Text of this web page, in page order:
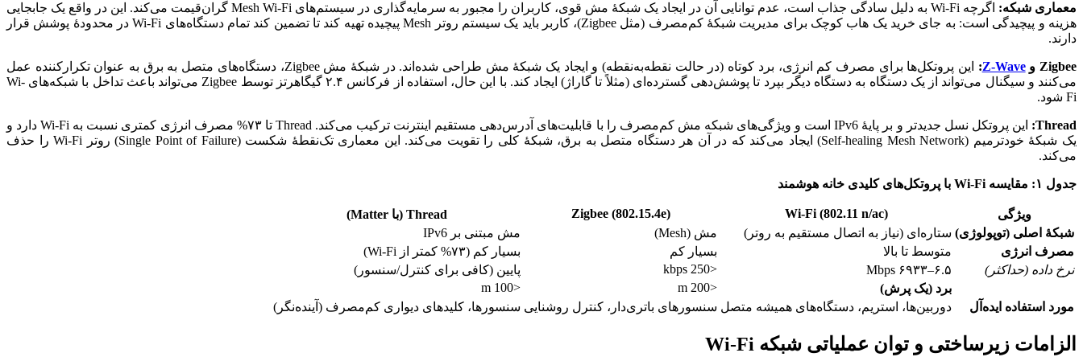
معماری شبکه:
اگرچه Wi-Fi به دلیل سادگی جذاب است، عدم توانایی آن در ایجاد یک شبکۀ مش قوی، کاربران را مجبور به سرمایه‌گذاری در سیستم‌های Mesh Wi-Fi گران‌قیمت می‌کند. این در واقع یک جابجایی
هزینه و پیچیدگی است: به جای خرید یک هاب کوچک برای مدیریت شبکۀ کم‌مصرف (مثل Zigbee)، کاربر باید یک سیستم روتر Mesh پیچیده تهیه کند تا تضمین کند تمام دستگاه‌های Wi-Fi در محدودۀ پوشش قرار
دارند.
Zigbee و Z-Wave
:
این پروتکل‌ها برای مصرف کم انرژی، برد کوتاه (در حالت نقطه‌به‌نقطه) و ایجاد یک شبکۀ مش طراحی شده‌اند. در شبکۀ مش Zigbee، دستگاه‌های متصل به برق به عنوان تکرارکننده عمل
می‌کنند و سیگنال می‌تواند از یک دستگاه به دستگاه دیگر بپرد تا پوشش‌دهی گسترده‌ای (مثلاً تا گاراژ) ایجاد کند. با این حال، استفاده از فرکانس ۲.۴ گیگاهرتز توسط Zigbee می‌تواند باعث تداخل با شبکه‌های Wi-
Fi شود.
Thread:
این پروتکل نسل جدیدتر و بر پایۀ IPv6 است و ویژگی‌های شبکه مش کم‌مصرف را با قابلیت‌های آدرس‌دهی مستقیم اینترنت ترکیب می‌کند. Thread تا ۷۳% مصرف انرژی کمتری نسبت به Wi-Fi دارد و
یک شبکۀ خودترمیم (Self-healing Mesh Network) ایجاد می‌کند که در آن هر دستگاه متصل به برق، شبکۀ کلی را تقویت می‌کند. این معماری تک‌نقطۀ شکست (Single Point of Failure) روتر Wi-Fi را حذف
می‌کند.
جدول ۱: مقایسه Wi-Fi با پروتکل‌های کلیدی خانه هوشمند
ویژگی Wi-Fi (802.11 n/ac)
Zigbee (802.15.4e)
Thread (با Matter)
شبکۀ اصلی (توپولوژی) ستاره‌ای (نیاز به اتصال مستقیم به روتر) مش (Mesh)
مش مبتنی بر IPv6
مصرف انرژی
متوسط تا بالا بسیار کم
بسیار کم (۷۳% کمتر از Wi-Fi)
نرخ داده (حداکثر)
۶.۵–۶۹۳۳ Mbps <250 kbps
پایین (کافی برای کنترل/سنسور)
برد (یک پرش)
<200 m
<100 m
مورد استفاده ایده‌آل
دوربین‌ها، استریم، دستگاه‌های همیشه متصل سنسورهای باتری‌دار، کنترل روشنایی سنسورها، کلیدهای دیواری کم‌مصرف (آینده‌نگر)
الزامات زیرساختی و توان عملیاتی شبکه Wi-Fi